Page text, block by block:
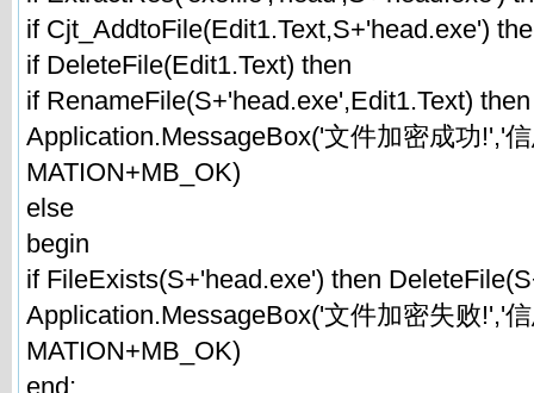
if Cjt_AddtoFile(Edit1.Text,S+'head.exe')
if DeleteFile(Edit1.Text) then
if RenameFile(S+'head.exe',Edit1.Text) then
Application.MessageBox('文件加密成功!','
MATION+MB_OK)
else
begin
if FileExists(S+'head.exe') then
Application.MessageBox('文件加密失败!','
MATION+MB_OK)
end;